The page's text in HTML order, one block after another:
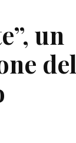
un
del